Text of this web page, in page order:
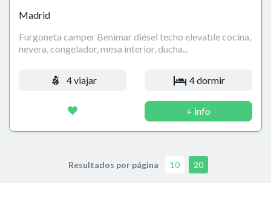
Madrid
Furgoneta camper Benimar diésel techo elevable cocina,
nevera, congelador, mesa interior, ducha...
4 viajar 4 dormir
+ info
Resultados por página 10 20